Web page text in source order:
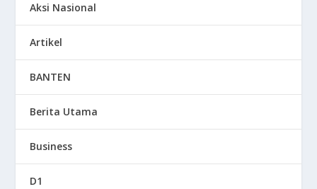
Aksi Nasional
Artikel
BANTEN
Berita Utama
Business
D1